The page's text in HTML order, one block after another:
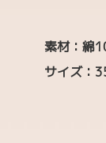
素材：綿
サイズ：